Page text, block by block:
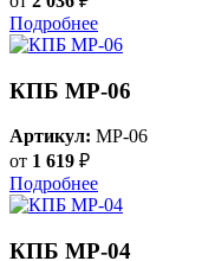
Подробнее
КПБ MP-06
Артикул: MP-06
от 1 619 ₽
Подробнее
КПБ MP-04